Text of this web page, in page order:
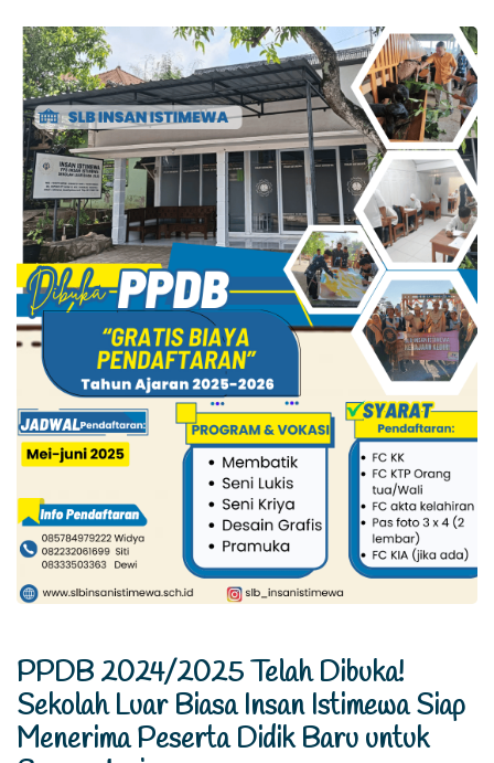
PPDB 2024/2025 Telah Dibuka!
Sekolah Luar Biasa Insan Istimewa Siap
Menerima Peserta Didik Baru untuk